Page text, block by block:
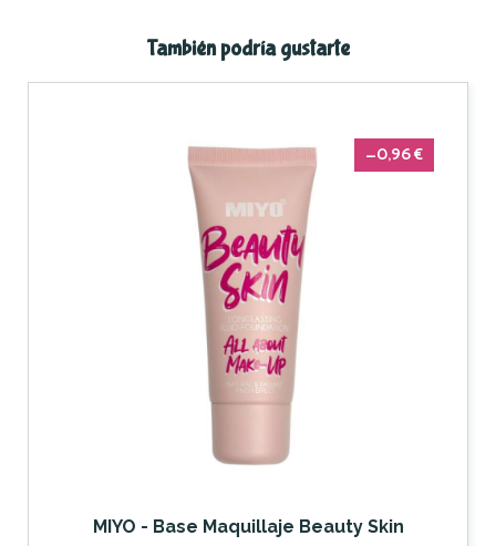
También podría gustarte
-0,96 €
MIYO - Base Maquillaje Beauty Skin